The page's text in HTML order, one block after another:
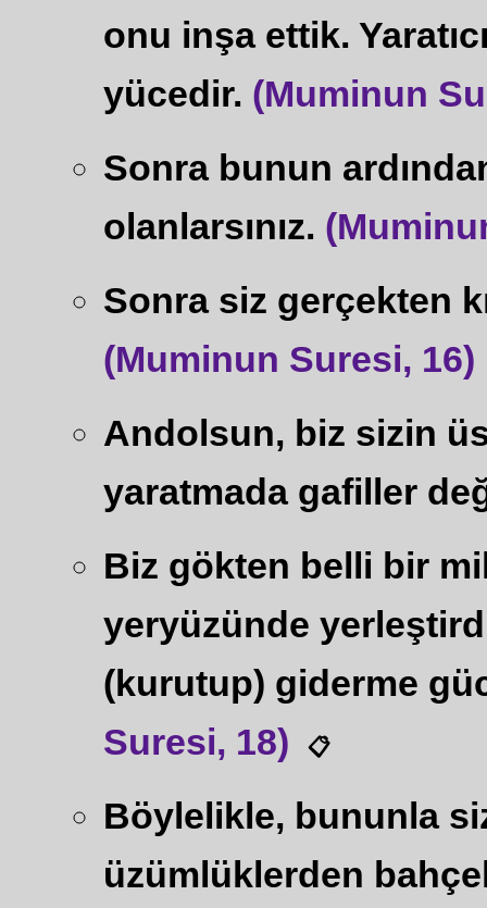
onu inşa ettik.
yücedir. (Muminun
Sonra bunun
olanlarsınız.
Sonra siz gerçekten
(Muminun Suresi, 16)
Andolsun, biz sizin
yaratmada gafiller
Biz gökten belli bir
yeryüzünde
(kurutup) giderme
Suresi, 18)
📋
Böylelikle, bununla
üzümlüklerden